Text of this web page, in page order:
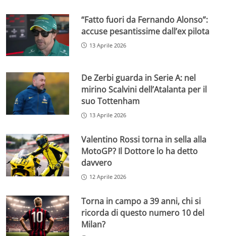
“Fatto fuori da Fernando Alonso”:
accuse pesantissime dall’ex pilota
13 Aprile 2026
De Zerbi guarda in Serie A: nel
mirino Scalvini dell’Atalanta per il
suo Tottenham
13 Aprile 2026
Valentino Rossi torna in sella alla
MotoGP? Il Dottore lo ha detto
davvero
12 Aprile 2026
Torna in campo a 39 anni, chi si
ricorda di questo numero 10 del
Milan?